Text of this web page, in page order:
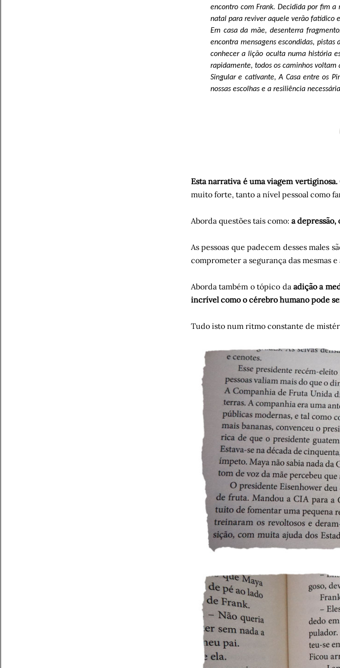
encontro com Frank. Decidida por fim
natal para reviver aquele verão fatídico
Em casa da mãe, desenterra
encontra mensagens escondidas,
conhecer a lição oculta numa história
rapidamente, todos os caminhos voltam
Singular e cativante, A Casa entre os
nossas escolhas e a resiliência
Esta narrativa é uma viagem
muito forte, tanto a nível pessoal como
Aborda questões tais como: a depressão,
As pessoas que padecem desses males
comprometer a segurança das mesmas e
Aborda também o tópico da adição a
incrível como o cérebro humano pode
Tudo isto num ritmo constante de